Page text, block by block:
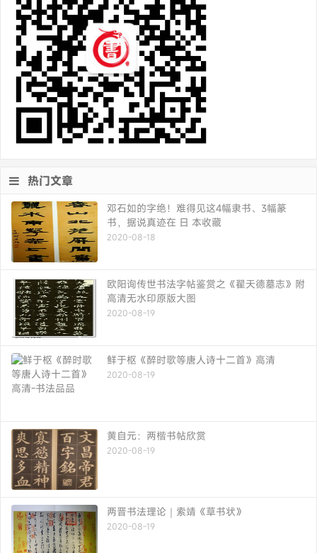
热门文章
邓石如的字绝！难得见这4幅隶书、3幅篆
书，据说真迹在 日 本收藏
2020-08-18
欧阳询传世书法字帖鉴赏之《翟天德墓志》附
高清无水印原版大图
2020-08-19
鲜于枢《醉时歌等唐人诗十二首》高清
2020-08-19
黄自元：两楷书帖欣赏
2020-08-19
两晋书法理论｜索靖《草书状》
2020-08-19